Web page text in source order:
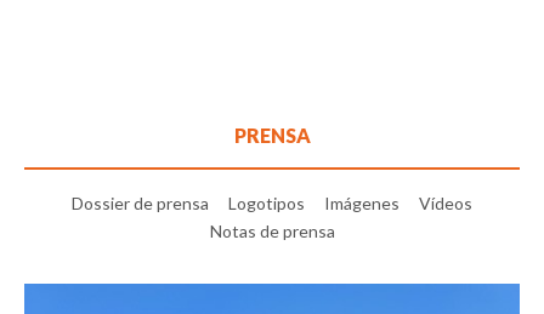
PRENSA
Dossier de prensa Logotipos Imágenes
Vídeos
Notas de prensa